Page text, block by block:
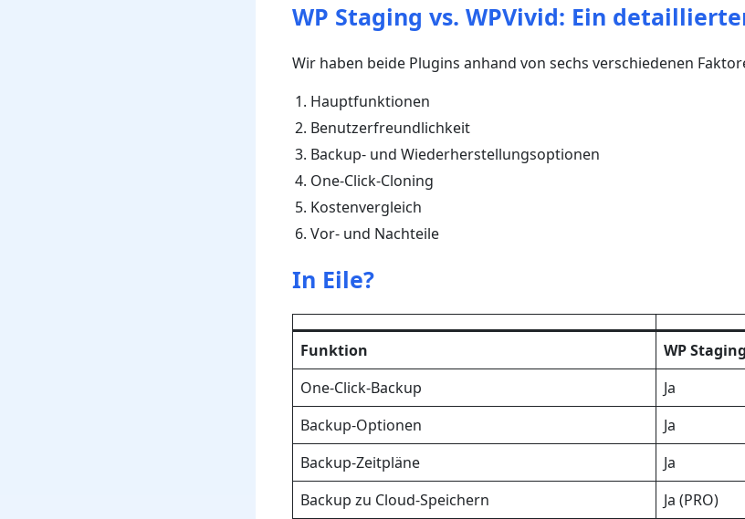
WP Staging vs. WPVivid: Ein
Wir haben beide Plugins anhand von sechs verschiedenen
Hauptfunktionen
Benutzerfreundlichkeit
Backup- und Wiederherstellungsoptionen
One-Click-Cloning
Kostenvergleich
Vor- und Nachteile
In Eile?
Funktion WP Staging
One-Click-Backup
Ja
Backup-Optionen
Ja
Backup-Zeitpläne
Ja
Backup zu Cloud-Speichern
Ja (PRO)